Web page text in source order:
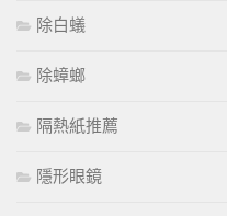
除白蟻
除蟑螂
隔熱紙推薦
隱形眼鏡